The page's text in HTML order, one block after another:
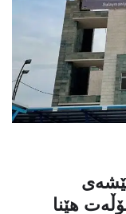
هێنا